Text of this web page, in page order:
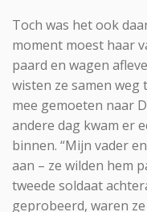
Toch was het ook
moment moest haar
paard en wagen
wisten ze samen weg
mee gemoeten naar
andere dag kwam er
binnen. “Mijn vader
aan – ze wilden hem
tweede soldaat
geprobeerd, waren